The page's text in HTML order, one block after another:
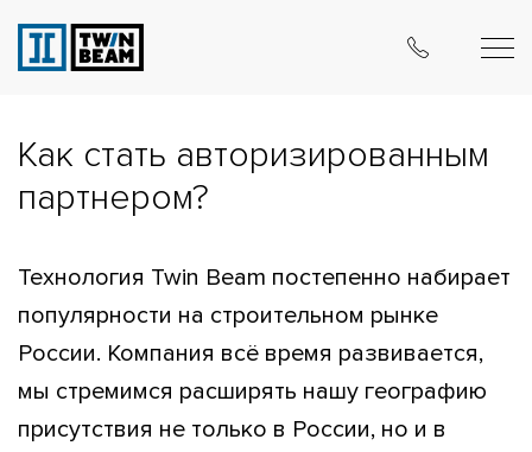
Как стать авторизированным
партнером?
Технология Twin Beam постепенно набирает
популярности на строительном рынке
России. Компания всё время развивается,
мы стремимся расширять нашу географию
присутствия не только в России, но и в